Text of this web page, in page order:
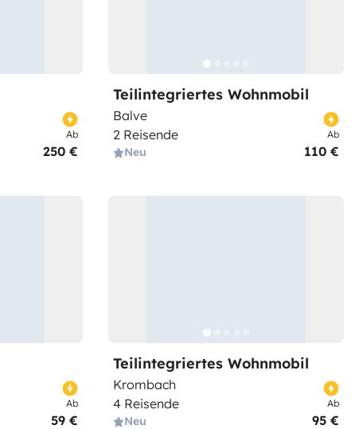
Ab
250 €
Teilintegriertes Wohnmobil
Balve
2 Reisende
Neu
Ab
110 €
Ab
59 €
Teilintegriertes Wohnmobil
Krombach
4 Reisende
Neu
Ab
95 €